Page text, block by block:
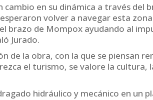
en su dinámica a través del
volver a navegar esta
brazo de Mompox ayudando al
Jurado.
de la obra, con la que se piensan
el turismo, se valore la
hidráulico y mecánico en un